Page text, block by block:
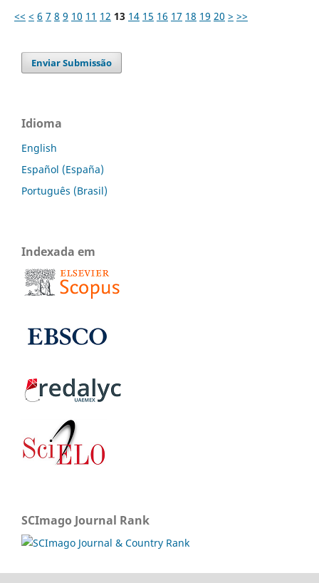
<< < 6 7 8 9 10 11 12 13 14 15 16 17 18 19 20 > >>
Enviar Submissão
Idioma
English
Español (España)
Português (Brasil)
Indexada em
SCImago Journal Rank